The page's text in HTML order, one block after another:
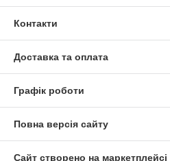
Контакти
Доставка та оплата
Графік роботи
Повна версія сайту
Сайт створено на маркетплейсі